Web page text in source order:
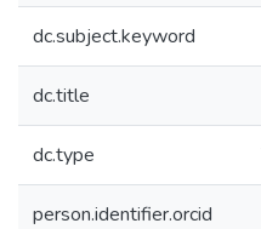
dc.subject.keyword
dc.title
dc.type
person.identifier.orcid